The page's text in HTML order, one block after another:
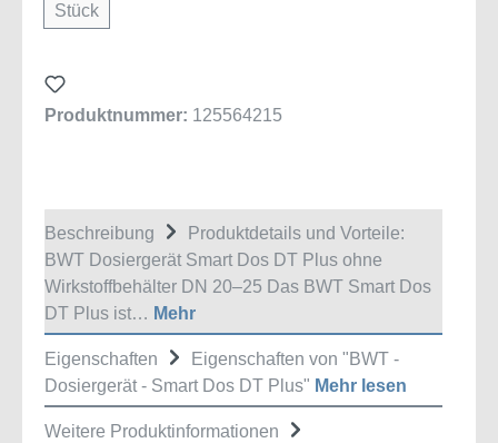
Stück
Produktnummer: 125564215
Beschreibung
Produktdetails und Vorteile:
BWT Dosiergerät Smart Dos DT Plus ohne
Wirkstoffbehälter DN 20–25 Das BWT Smart Dos
DT Plus ist… Mehr
Eigenschaften
Eigenschaften von "BWT -
Dosiergerät - Smart Dos DT Plus" Mehr lesen
Weitere Produktinformationen